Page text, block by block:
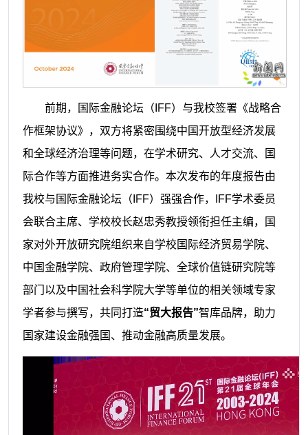
前期，国际金融论坛（IFF）与我校签署《战略合
作框架协议》，双方将紧密围绕中国开放型经济发展
和全球经济治理等问题，在学术研究、人才交流、国
际合作等方面推进务实合作。本次发布的年度报告由
我校与国际金融论坛（IFF）强强合作，IFF学术委员
会联合主席、学校校长赵忠秀教授领衔担任主编，国
家对外开放研究院组织来自学校国际经济贸易学院、
中国金融学院、政府管理学院、全球价值链研究院等
部门以及中国社会科学院大学等单位的相关领域专家
学者参与撰写，共同打造“贸大报告”智库品牌，助力
国家建设金融强国、推动金融高质量发展。